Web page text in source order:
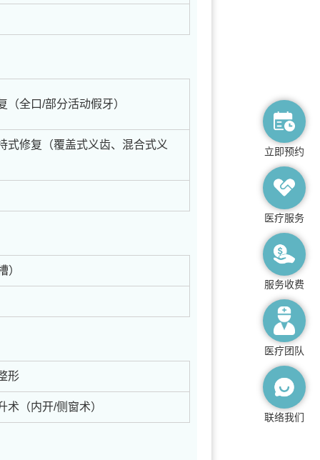
（全口/部分活动假牙）
式修复（覆盖式义齿、混合式义
）
形
术（内开/侧窗术）
立即预约
医疗服务
服务收费
医疗团队
联络我们